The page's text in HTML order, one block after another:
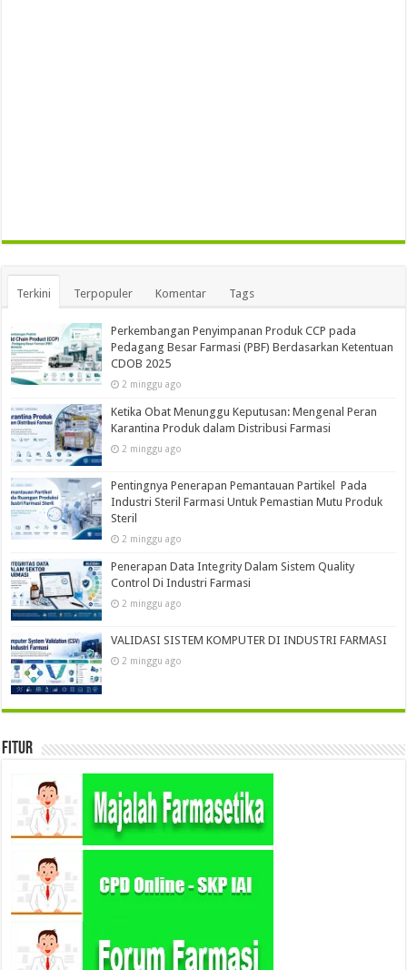
Terkini Terpopuler Komentar Tags
Perkembangan Penyimpanan Produk CCP pada
Pedagang Besar Farmasi (PBF) Berdasarkan Ketentuan
CDOB 2025
2 minggu ago
Ketika Obat Menunggu Keputusan: Mengenal Peran
Karantina Produk dalam Distribusi Farmasi
2 minggu ago
Pentingnya Penerapan Pemantauan Partikel Pada
Industri Steril Farmasi Untuk Pemastian Mutu Produk
Steril
2 minggu ago
Penerapan Data Integrity Dalam Sistem Quality
Control Di Industri Farmasi
2 minggu ago
VALIDASI SISTEM KOMPUTER DI INDUSTRI FARMASI
2 minggu ago
Fitur